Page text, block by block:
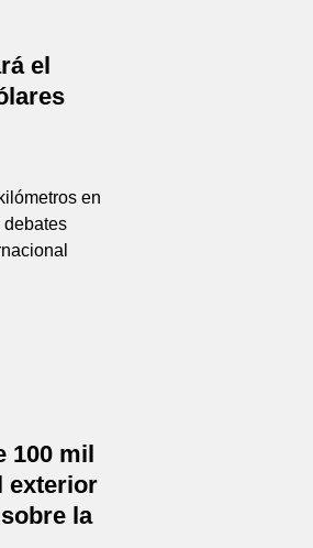
el
100 mil
exterior
la